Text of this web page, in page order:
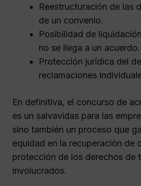
Reestructuración de las
de un convenio.
Posibilidad de
no se llega a un acuerdo.
Protección jurídica del
reclamaciones
En definitiva, el concurso de
es un salvavidas para las
sino también un proceso que
equidad en la recuperación de
protección de los derechos de
involucrados.